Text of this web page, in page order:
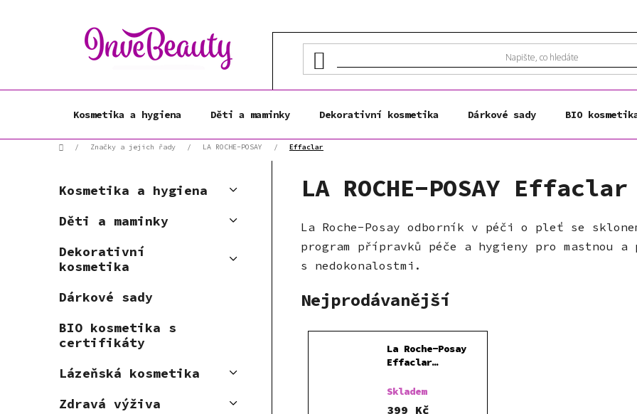
Kosmetika a hygiena Děti a maminky Dekorativní kosmetika Dárkové sady BIO
Domů/ Značky a jejich řady / LA ROCHE-POSAY / Effaclar
o
t
r
a
n
p
a
n
l
Přeskočit
kategorie
K
a
t
e
g
o
r
i
e
Kosmetika a hygiena
Děti a maminky
Dekorativní
kosmetika
Dárkové sady
BIO kosmetika s
certifikáty
Lázeňská kosmetika
Zdravá výživa
LA ROCHE-POSAY Effaclar
La Roche-Posay odborník v péči o pleť se
program přípravků péče a hygieny pro mastnou
s nedokonalostmi.
Nejprodávanější
La Roche-Posay
Effaclar
čisticí gel
Skladem
399 Kč